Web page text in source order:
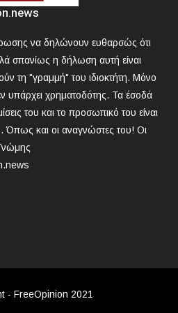
μαθητών σε σχολείο στα βόρεια
να δηλώνουν ευθαρσώς ότι
σπανίως η δήλωση αυτή είναι
τη "γραμμή" του ιδιοκτήτη. Μόνο
υπάρχει χρηματοδότης. Τα έσοδά
του και το προσωπικό του είναι
Όπως και οι αναγνώστες του! Οι
- FreeOpinion 2021